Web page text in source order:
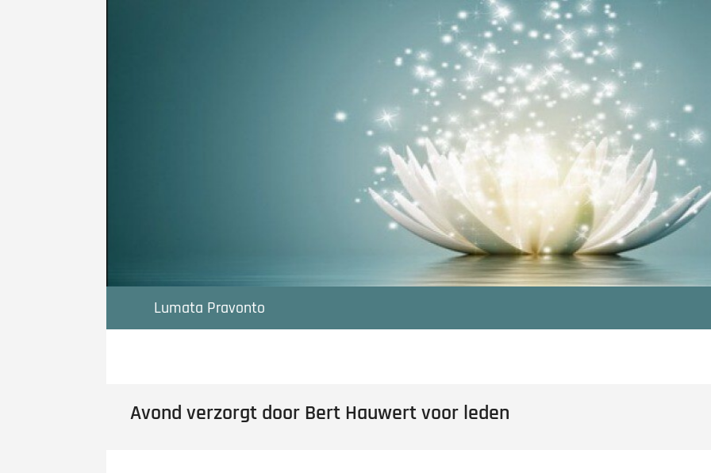
Lumata Pravonto
Avond verzorgt door Bert Hauwert voor leden